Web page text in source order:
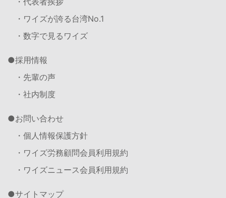
・ワイズが誇る台湾No.1
・数字で見るワイズ
採用情報
・先輩の声
・社内制度
お問い合わせ
・個人情報保護方針
・ワイズ労務顧問会員利用規約
・ワイズニュース会員利用規約
サイトマップ